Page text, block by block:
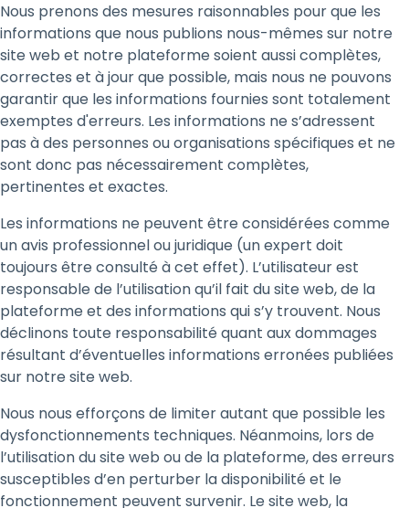
Nous prenons des mesures raisonnables pour que les
informations que nous publions nous-mêmes sur notre
site web et notre plateforme soient aussi complètes,
correctes et à jour que possible, mais nous ne pouvons
garantir que les informations fournies sont totalement
exemptes d'erreurs. Les informations ne s’adressent
pas à des personnes ou organisations spécifiques et ne
sont donc pas nécessairement complètes,
pertinentes et exactes.
Les informations ne peuvent être considérées comme
un avis professionnel ou juridique (un expert doit
toujours être consulté à cet effet). L’utilisateur est
responsable de l’utilisation qu’il fait du site web, de la
plateforme et des informations qui s’y trouvent. Nous
déclinons toute responsabilité quant aux dommages
résultant d’éventuelles informations erronées publiées
sur notre site web.
Nous nous efforçons de limiter autant que possible les
dysfonctionnements techniques. Néanmoins, lors de
l’utilisation du site web ou de la plateforme, des erreurs
susceptibles d’en perturber la disponibilité et le
fonctionnement peuvent survenir. Le site web, la